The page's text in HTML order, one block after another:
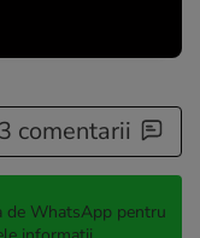
3 comentarii
de WhatsApp pentru